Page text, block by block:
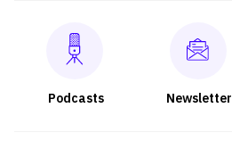
Podcasts Newsletter